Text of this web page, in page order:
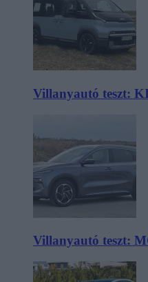
Villanyautó teszt:
Villanyautó teszt: